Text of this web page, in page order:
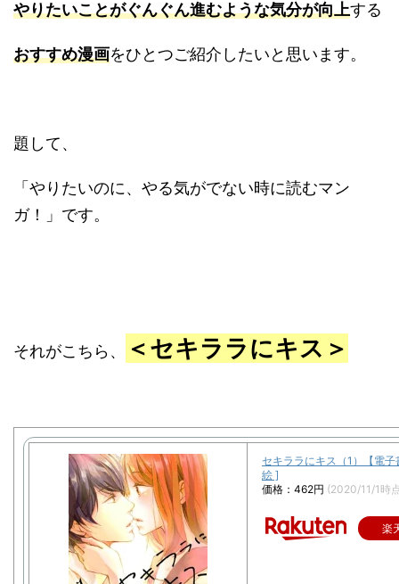
やりたいことがぐんぐん進むような気分が向上する
おすすめ漫画をひとつご紹介したいと思います。
題して、
「やりたいのに、やる気がでない時に読むマン
ガ！」です。
それがこちら、 ＜セキララにキス＞
セキララにキス（1）【電
絵 ]
価格：462円 (2020/11/1時
楽